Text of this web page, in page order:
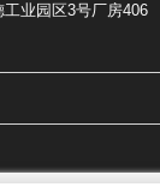
业园区3号厂房406